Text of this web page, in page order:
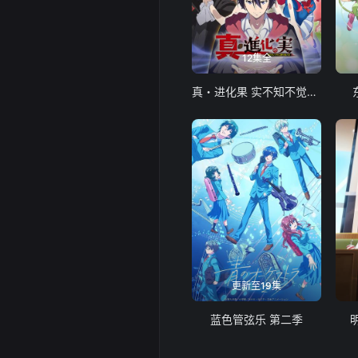
12集全
真・进化果 实不知不觉踏上胜利的人生
更新至19集
蓝色管弦乐 第二季